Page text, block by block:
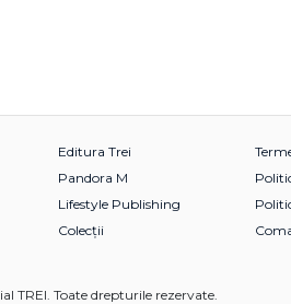
Editura Trei
Pandora M
Lifestyle Publishing
Colecții
TREI. Toate drepturile rezervate.